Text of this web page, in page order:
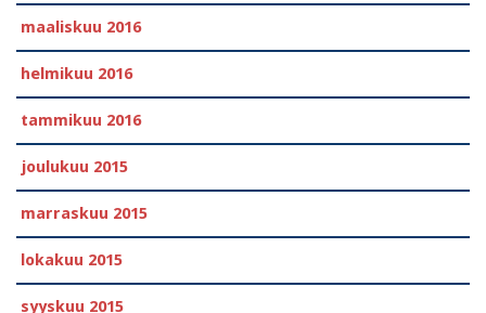
maaliskuu 2016
helmikuu 2016
tammikuu 2016
joulukuu 2015
marraskuu 2015
lokakuu 2015
syyskuu 2015